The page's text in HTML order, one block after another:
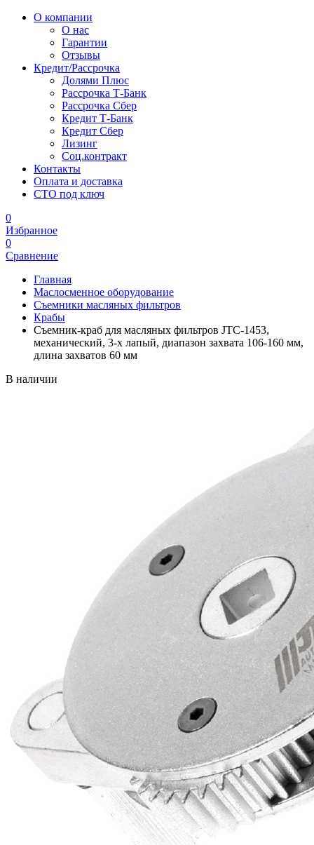
О компании
О нас
Гарантии
Отзывы
Кредит/Рассрочка
Долями Плюс
Рассрочка Т-Банк
Рассрочка Сбер
Кредит Т-Банк
Кредит Сбер
Лизинг
Соц.контракт
Контакты
Оплата и доставка
СТО под ключ
0
Избранное
0
Сравнение
Главная
Маслосменное оборудование
Съемники масляных фильтров
Крабы
Съемник-краб для масляных фильтров JTC-1453,
механический, 3-х лапый, диапазон захвата 106-160 мм,
длина захватов 60 мм
В наличии